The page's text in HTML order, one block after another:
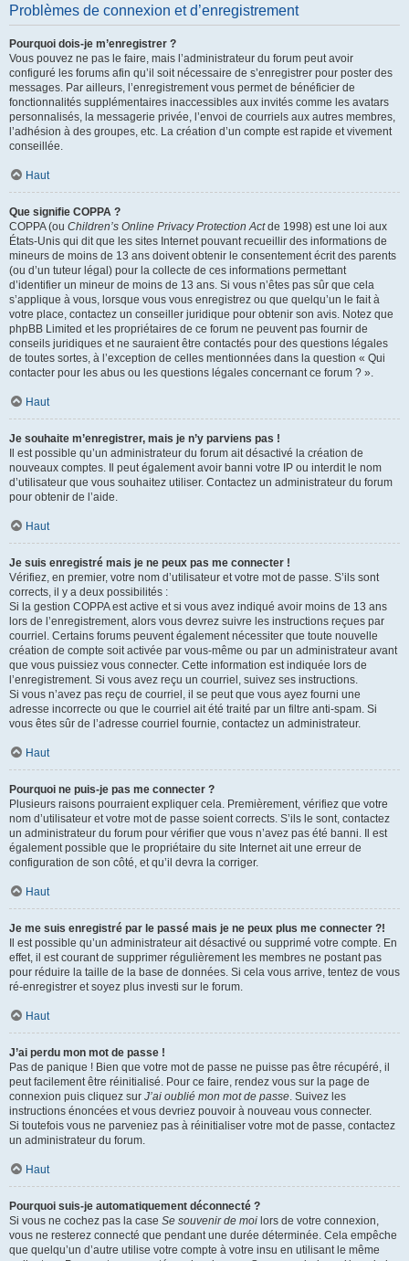
Problèmes de connexion et d’enregistrement
Pourquoi dois-je m’enregistrer ?
Vous pouvez ne pas le faire, mais l’administrateur du forum peut avoir
configuré les forums afin qu’il soit nécessaire de s’enregistrer pour poster des
messages. Par ailleurs, l’enregistrement vous permet de bénéficier de
fonctionnalités supplémentaires inaccessibles aux invités comme les avatars
personnalisés, la messagerie privée, l’envoi de courriels aux autres membres,
l’adhésion à des groupes, etc. La création d’un compte est rapide et vivement
conseillée.
Haut
Que signifie COPPA ?
COPPA (ou Children’s Online Privacy Protection Actde 1998) est une loi aux
États-Unis qui dit que les sites Internet pouvant recueillir des informations de
mineurs de moins de 13 ans doivent obtenir le consentement écrit des parents
(ou d’un tuteur légal) pour la collecte de ces informations permettant
d’identifier un mineur de moins de 13 ans. Si vous n’êtes pas sûr que cela
s’applique à vous, lorsque vous vous enregistrez ou que quelqu’un le fait à
votre place, contactez un conseiller juridique pour obtenir son avis. Notez que
phpBB Limited et les propriétaires de ce forum ne peuvent pas fournir de
conseils juridiques et ne sauraient être contactés pour des questions légales
de toutes sortes, à l’exception de celles mentionnées dans la question « Qui
contacter pour les abus ou les questions légales concernant ce forum ? ».
Haut
Je souhaite m’enregistrer, mais je n’y parviens pas !
Il est possible qu’un administrateur du forum ait désactivé la création de
nouveaux comptes. Il peut également avoir banni votre IP ou interdit le nom
d’utilisateur que vous souhaitez utiliser. Contactez un administrateur du forum
pour obtenir de l’aide.
Haut
Je suis enregistré mais je ne peux pas me connecter !
Vérifiez, en premier, votre nom d’utilisateur et votre mot de passe. S’ils sont
corrects, il y a deux possibilités :
Si la gestion COPPA est active et si vous avez indiqué avoir moins de 13 ans
lors de l’enregistrement, alors vous devrez suivre les instructions reçues par
courriel. Certains forums peuvent également nécessiter que toute nouvelle
création de compte soit activée par vous-même ou par un administrateur avant
que vous puissiez vous connecter. Cette information est indiquée lors de
l’enregistrement. Si vous avez reçu un courriel, suivez ses instructions.
Si vous n’avez pas reçu de courriel, il se peut que vous ayez fourni une
adresse incorrecte ou que le courriel ait été traité par un filtre anti-spam. Si
vous êtes sûr de l’adresse courriel fournie, contactez un administrateur.
Haut
Pourquoi ne puis-je pas me connecter ?
Plusieurs raisons pourraient expliquer cela. Premièrement, vérifiez que votre
nom d’utilisateur et votre mot de passe soient corrects. S’ils le sont, contactez
un administrateur du forum pour vérifier que vous n’avez pas été banni. Il est
également possible que le propriétaire du site Internet ait une erreur de
configuration de son côté, et qu’il devra la corriger.
Haut
Je me suis enregistré par le passé mais je ne peux plus me connecter ?!
Il est possible qu’un administrateur ait désactivé ou supprimé votre compte. En
effet, il est courant de supprimer régulièrement les membres ne postant pas
pour réduire la taille de la base de données. Si cela vous arrive, tentez de vous
ré-enregistrer et soyez plus investi sur le forum.
Haut
J’ai perdu mon mot de passe !
Pas de panique ! Bien que votre mot de passe ne puisse pas être récupéré, il
peut facilement être réinitialisé. Pour ce faire, rendez vous sur la page de
connexion puis cliquez sur J’ai oublié mon mot de passe. Suivez les
instructions énoncées et vous devriez pouvoir à nouveau vous connecter.
Si toutefois vous ne parveniez pas à réinitialiser votre mot de passe, contactez
un administrateur du forum.
Haut
Pourquoi suis-je automatiquement déconnecté ?
Si vous ne cochez pas la case Se souvenir de moi lors de votre connexion,
vous ne resterez connecté que pendant une durée déterminée. Cela empêche
que quelqu’un d’autre utilise votre compte à votre insu en utilisant le même